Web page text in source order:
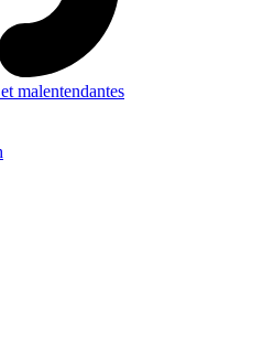
malentendantes